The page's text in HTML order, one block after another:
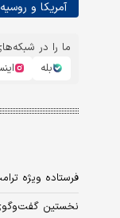
آمریکا و روسیه
ما را در
بله
فرستاده ویژه
نخستین